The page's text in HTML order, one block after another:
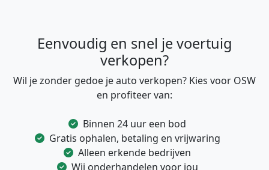
Eenvoudig en snel je voertuig
verkopen?
Wil je zonder gedoe je auto verkopen? Kies voor OSW
en profiteer van:
Binnen 24 uur een bod
Gratis ophalen, betaling en vrijwaring
Alleen erkende bedrijven
Wij onderhandelen voor jou